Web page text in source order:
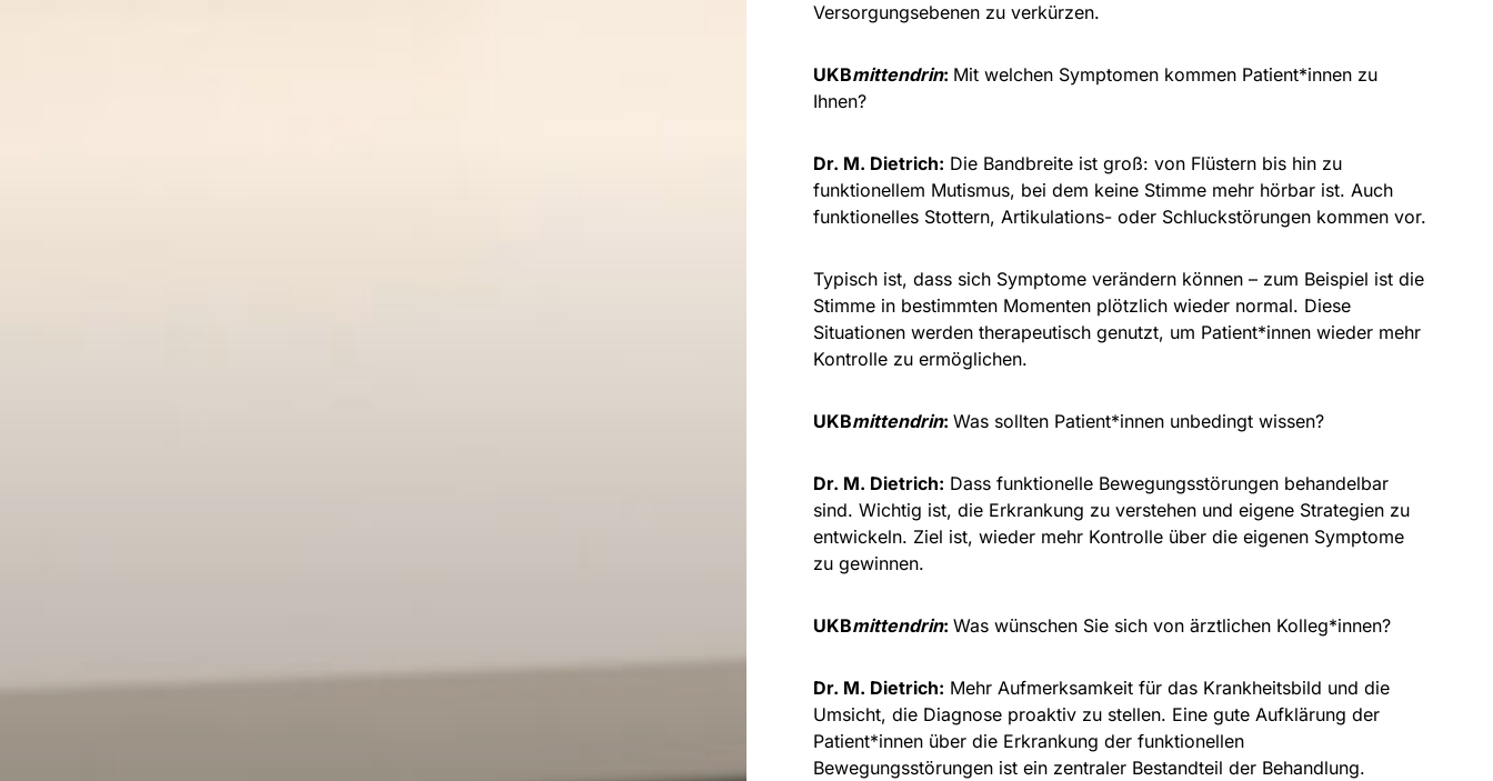
Versorgungsebenen zu verkürzen.
UKBmittendrin: Mit welchen Symptomen kommen Patient*innen zu
Ihnen?
Dr. M. Dietrich: Die Bandbreite ist groß: von Flüstern bis hin zu
funktionellem Mutismus, bei dem keine Stimme mehr hörbar ist. Auch
funktionelles Stottern, Artikulations- oder Schluckstörungen kommen vor.
Typisch ist, dass sich Symptome verändern können – zum Beispiel ist die
Stimme in bestimmten Momenten plötzlich wieder normal. Diese
Situationen werden therapeutisch genutzt, um Patient*innen wieder mehr
Kontrolle zu ermöglichen.
UKBmittendrin: Was sollten Patient*innen unbedingt wissen?
Dr. M. Dietrich: Dass funktionelle Bewegungsstörungen behandelbar
sind. Wichtig ist, die Erkrankung zu verstehen und eigene Strategien zu
entwickeln. Ziel ist, wieder mehr Kontrolle über die eigenen Symptome
zu gewinnen.
UKBmittendrin: Was wünschen Sie sich von ärztlichen Kolleg*innen?
Dr. M. Dietrich: Mehr Aufmerksamkeit für das Krankheitsbild und die
Umsicht, die Diagnose proaktiv zu stellen. Eine gute Aufklärung der
Patient*innen über die Erkrankung der funktionellen
Bewegungsstörungen ist ein zentraler Bestandteil der Behandlung.